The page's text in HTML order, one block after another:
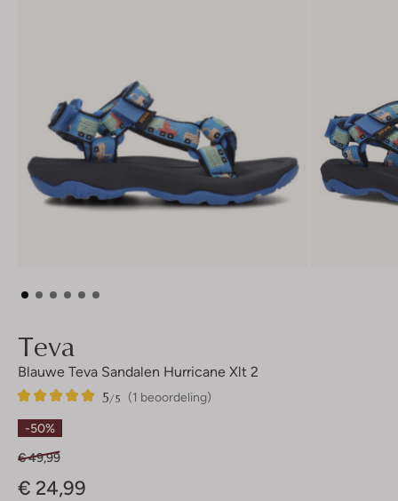
Teva
Blauwe Teva Sandalen Hurricane Xlt 2
(1 beoordeling)
5/5
1
5
Sterren
-50%
€ 49,99
€ 24,99